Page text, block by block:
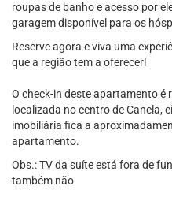
roupas de banho e acesso por
garagem disponível para os
Reserve agora e viva uma
que a região tem a oferecer!
O check-in deste apartamento é
localizada no centro de Canela,
imobiliária fica a
apartamento.
Obs.: TV da suíte está fora de
também não